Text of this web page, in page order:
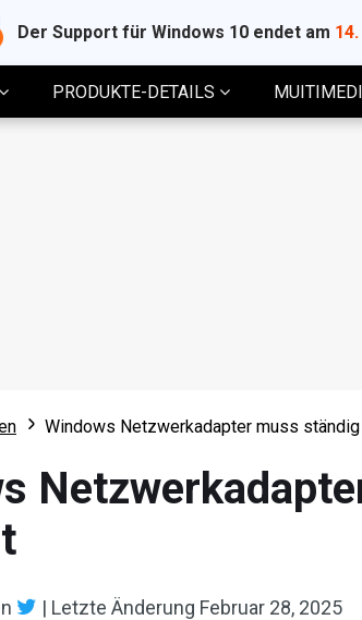
Der Support für Windows 10 endet am
PRODUKTE-DETAILS
Windows Netzwerkadapter muss
| Letzte Änderung Februar 28, 2025